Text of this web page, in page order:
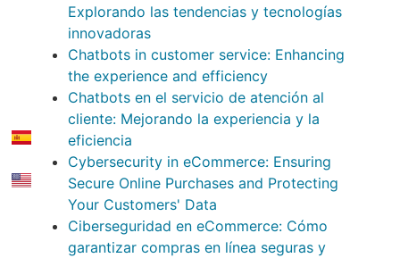
Explorando las tendencias y tecnologías
innovadoras
Chatbots in customer service: Enhancing
the experience and efficiency
Chatbots en el servicio de atención al
cliente: Mejorando la experiencia y la
eficiencia
Cybersecurity in eCommerce: Ensuring
Secure Online Purchases and Protecting
Your Customers' Data
Ciberseguridad en eCommerce: Cómo
garantizar compras en línea seguras y